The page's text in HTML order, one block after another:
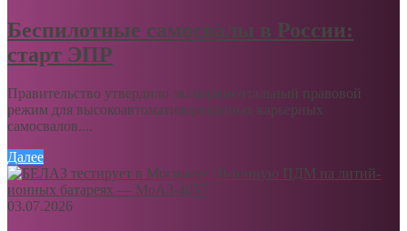
Беспилотные самосвалы в России:
старт ЭПР
Правительство утвердило экспериментальный правовой
режим для высокоавтоматизированных карьерных
самосвалов....
Далее
03.07.2026